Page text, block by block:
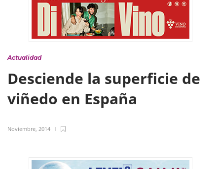
Actualidad
Desciende la superficie de
viñedo en España
Noviembre, 2014